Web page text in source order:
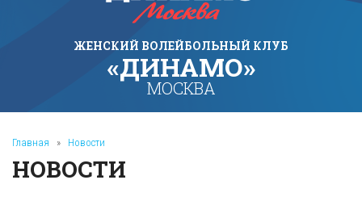
ЖЕНСКИЙ ВОЛЕЙБОЛЬНЫЙ КЛУБ
«ДИНАМО»
МОСКВА
Главная » Новости
НОВОСТИ